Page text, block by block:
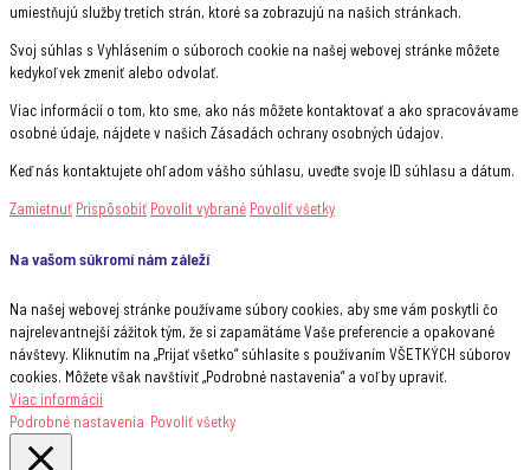
umiestňujú služby tretích strán, ktoré sa zobrazujú na našich stránkach.
Svoj súhlas s Vyhlásením o súboroch cookie na našej webovej stránke môžete
kedykoľvek zmeniť alebo odvolať.
Viac informácií o tom, kto sme, ako nás môžete kontaktovať a ako spracovávame
osobné údaje, nájdete v našich Zásadách ochrany osobných údajov.
Keď nás kontaktujete ohľadom vášho súhlasu, uveďte svoje ID súhlasu a dátum.
Zamietnuť Prispôsobiť Povolit vybrané Povoliť všetky
Na vašom súkromí nám záleží
Na našej webovej stránke používame súbory cookies, aby sme vám poskytli čo
najrelevantnejší zážitok tým, že si zapamätáme Vaše preferencie a opakované
návštevy. Kliknutím na „Prijať všetko“ súhlasíte s používaním VŠETKÝCH súborov
cookies. Môžete však navštíviť „Podrobné nastavenia“ a voľby upraviť.
Viac informácii
Podrobné nastavenia Povoliť všetky